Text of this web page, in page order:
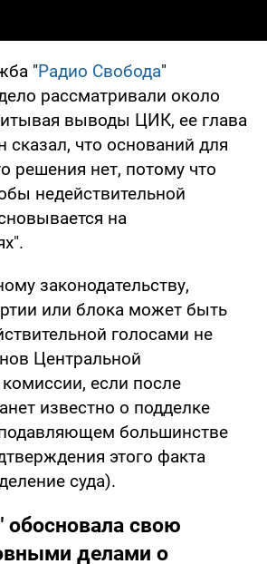
"Радио Свобода"
рассматривали около
выводы ЦИК, ее глава
сказал, что оснований для
решения нет, потому что
недействительной
на
законодательству,
или блока может быть
голосами не
Центральной
если после
известно о подделке
большинстве
этого факта
суда).
обосновала свою
делами о